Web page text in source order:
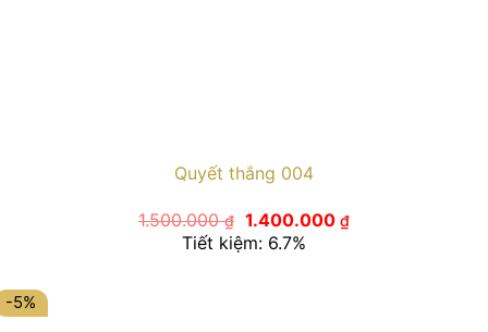
Quyết thắng 004
1.500.000₫ Giá
gốc
là:
1.400.000 ₫Giá
hiện
Tiết kiệm: 6.7%
-5%